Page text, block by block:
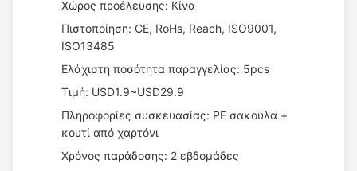
Χώρος προέλευσης: Κίνα
Πιστοποίηση: CE, RoHs, Reach, ISO9001,
ISO13485
Ελάχιστη ποσότητα παραγγελίας: 5pcs
Τιμή: USD1.9~USD29.9
Πληροφορίες συσκευασίας: PE σακούλα +
κουτί από χαρτόνι
Χρόνος παράδοσης: 2 εβδομάδες